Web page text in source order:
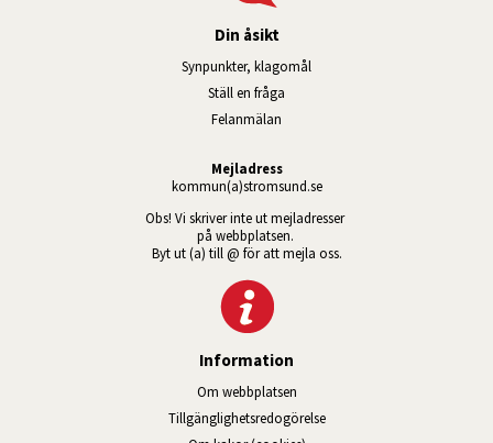
Din åsikt
Synpunkter, klagomål
Ställ en fråga
Felanmälan
Mejladress
kommun(a)stromsund.se
Obs! Vi skriver inte ut mejladresser
på webbplatsen.
Byt ut (a) till @ för att mejla oss.
Information
Om webbplatsen
Tillgänglig­hets­redo­görelse